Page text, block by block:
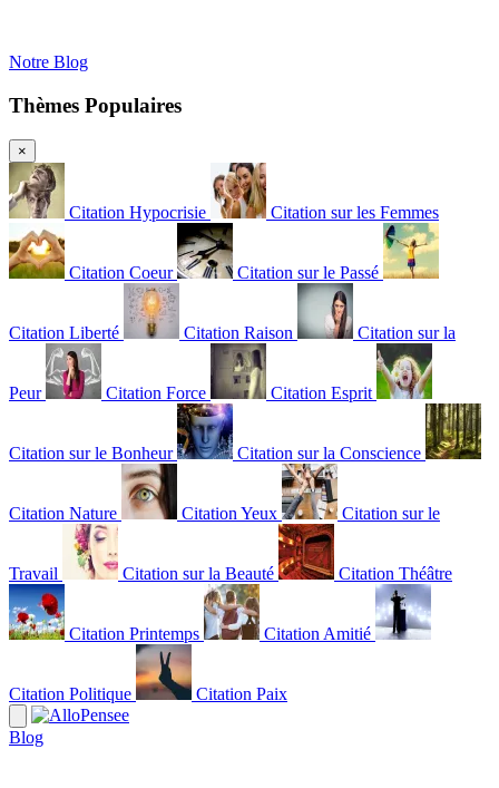
Notre Blog
Thèmes Populaires
×
Citation Hypocrisie Citation sur les Femmes
Citation Coeur Citation sur le Passé
Citation Liberté Citation Raison Citation sur la
Peur Citation Force Citation Esprit
Citation sur le Bonheur Citation sur la Conscience
Citation Nature Citation Yeux Citation sur le
Travail Citation sur la Beauté Citation Théâtre
Citation Printemps Citation Amitié
Citation Politique Citation Paix
Blog